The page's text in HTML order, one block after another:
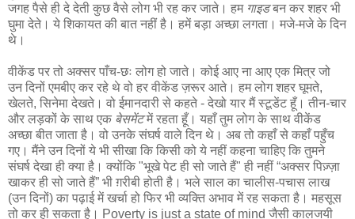
जगह पैसे ही दे देती कुछ वैसे लोग भी रह कर जाते। हम गाइडबन कर शहर भी
घुमा देते। ये शिकायत की बात नहीं है। हमें बड़ा अच्छा लगता। मजे-मजे के दिन
थे।
वीकेंड पर तो अक्सर पाँच-छः लोग हो जाते। कोई आए ना आए एक मित्र जो
उन दिनों एमबीए कर रहे थे वो हर वीकेंड ज़रूर आते। हम लोग शहर घूमते,
खेलते, सिनेमा देखते। वो ईमानदारी से कहते - देखो यार मैं स्टूडेंट हूँ। तीन-चार
और लड़कों के साथ एक बेसमेंटमें रहता हूँ। यहाँ तुम लोग के साथ वीकेंड
अच्छा बीत जाता है। वो उनके संघर्ष वाले दिन थे। अब तो कहाँ से कहाँ पहुँच
गए। मैंने उन दिनों ये भी सीखा कि किसी को ये नहीं कहना चाहिए कि तुमने
संघर्ष देखा ही क्या है। क्योंकि "भूखे पेट ही सो जाते हैं" ही नहीं “अक्सर पिज़्ज़ा
खाकर ही सो जाते हैं” भी ग़रीबी होती है। भले साल का चालीस-पचास लाख
(उन दिनों) का पढ़ाई में खर्चा हो फिर भी व्यक्ति अभाव में रह सकता है। महसूस
तो कर ही सकता है। Poverty is just a state of mind जैसी कालजयी